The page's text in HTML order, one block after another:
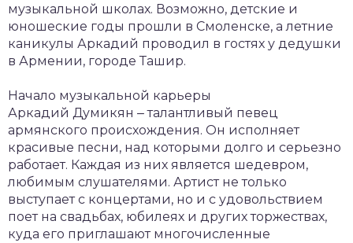
музыкальной школах. Возможно, детские и
юношеские годы прошли в Смоленске, а летние
каникулы Аркадий проводил в гостях у дедушки
в Армении, городе Ташир.
Начало музыкальной карьеры
Аркадий Думикян ‒ талантливый певец
армянского происхождения. Он исполняет
красивые песни, над которыми долго и серьезно
работает. Каждая из них является шедевром,
любимым слушателями. Артист не только
выступает с концертами, но и с удовольствием
поет на свадьбах, юбилеях и других торжествах,
куда его приглашают многочисленные